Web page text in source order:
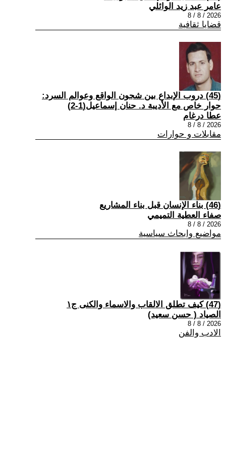
عامر عبد زيد الوائلي
2026 / 8 / 8
قضايا ثقافية
(45) دروب الإبداع بين شجون الواقع وعوالم السرد:
حوار خاص مع الأديبة د. حنان إسماعيل(1-2)
عطا درغام
2026 / 8 / 8
مقابلات و حوارات
(46) بناء الإنسان قبل بناء المشاريع
صفاء العطية التميمي
2026 / 8 / 8
مواضيع وابحاث سياسية
(47) كيف تطلق الالقاب والاسماء والكنى ج١
الصياد ‏( حسن سعيد‏)
2026 / 8 / 8
الادب والفن